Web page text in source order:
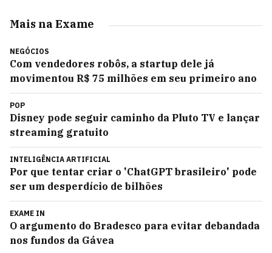
Mais na Exame
NEGÓCIOS
Com vendedores robôs, a startup dele já
movimentou R$ 75 milhões em seu primeiro ano
POP
Disney pode seguir caminho da Pluto TV e lançar
streaming gratuito
INTELIGÊNCIA ARTIFICIAL
Por que tentar criar o 'ChatGPT brasileiro' pode
ser um desperdício de bilhões
EXAME IN
O argumento do Bradesco para evitar debandada
nos fundos da Gávea